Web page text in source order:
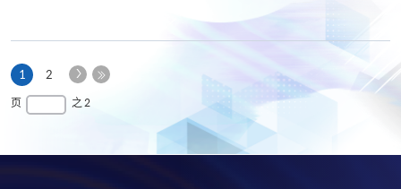
1 本
页
2
下
页
页 之 2